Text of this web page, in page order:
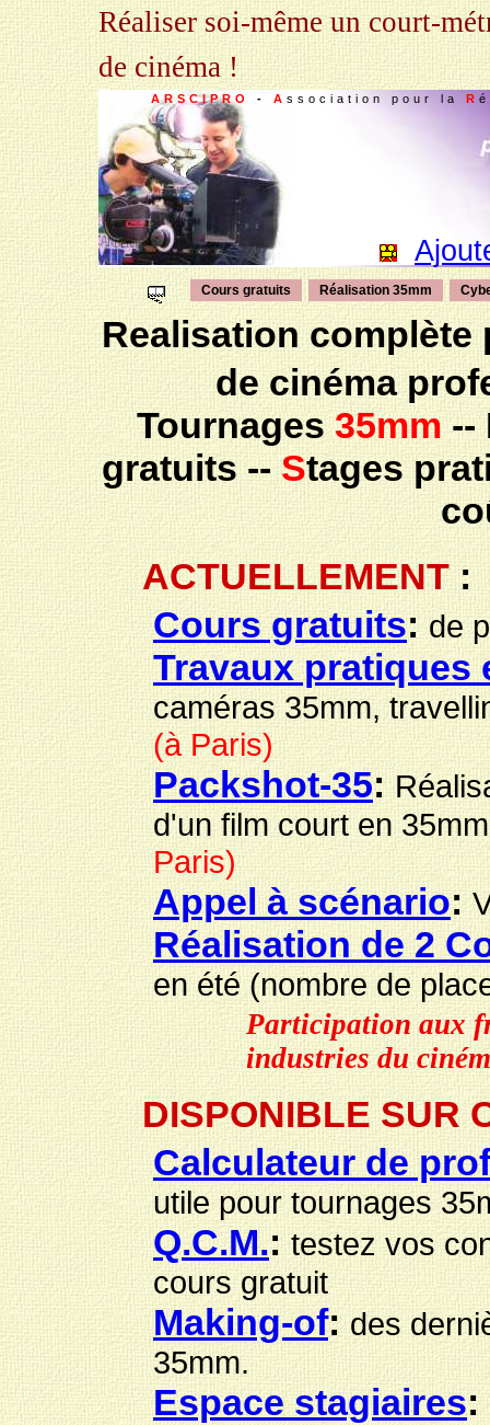
Réaliser soi-même un court-
de cinéma !
ARSCIPRO - A ssociation pour la R
Cours gratuits Réalisation 35mm
Realisation
de cinéma
Tournages35mm--
gratuits --Stages
ACTUELLEMENT:
Cours gratuits:de
Travaux pratiques
caméras 35mm,
(à Paris)
Packshot-35:
d'un film court en
Paris)
Appel à scénario:
Réalisation de 2
en été (nombre de
Participation aux
industries du
DISPONIBLE SUR
Calculateur de
utile pour tournages
Q.C.M.: testez vos
cours gratuit
Making-of:des
35mm.
Espace stagiaires: